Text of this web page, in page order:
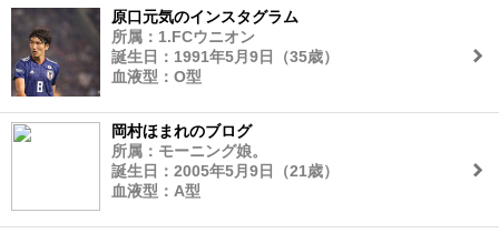
原口元気のインスタグラム
所属：1.FCウニオン
誕生日：1991年5月9日（35歳）
血液型：O型
岡村ほまれのブログ
所属：モーニング娘。
誕生日：2005年5月9日（21歳）
血液型：A型